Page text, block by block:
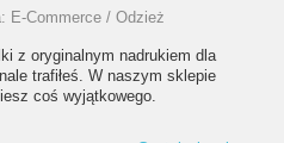
E-Commerce / Odzież
z oryginalnym nadrukiem dla
trafiłeś. W naszym sklepie
coś wyjątkowego.